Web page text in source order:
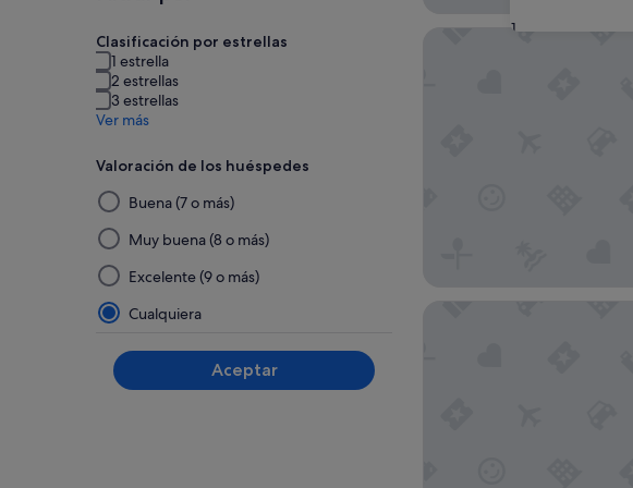
31
Clasificación por estrellas
1 estrella
2 estrellas
3 estrellas
Ver más
Valoración de los huéspedes
Al
seleccionar
y
aplicar
un
filtro
de
este
grupo,
Buena (7 o más)
Muy buena (8 o más)
Excelente (9 o más)
Cualquiera
Aceptar
Park MGM Las Vegas